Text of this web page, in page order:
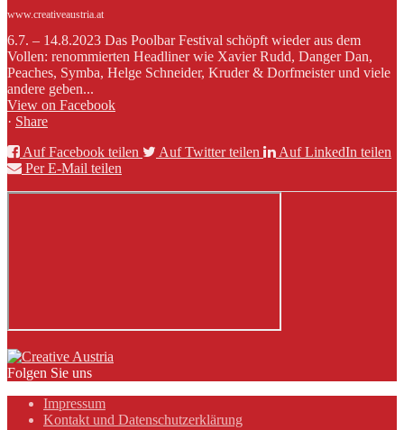
www.creativeaustria.at
6.7. – 14.8.2023 Das Poolbar Festival schöpft wieder aus dem
Vollen: renommierten Headliner wie Xavier Rudd, Danger Dan,
Peaches, Symba, Helge Schneider, Kruder & Dorfmeister und viele
andere geben...
View on Facebook
· Share
Auf Facebook teilen
Auf Twitter teilen
Auf LinkedIn teilen
Per E-Mail teilen
Folgen Sie uns
Impressum
Kontakt und Datenschutzerklärung